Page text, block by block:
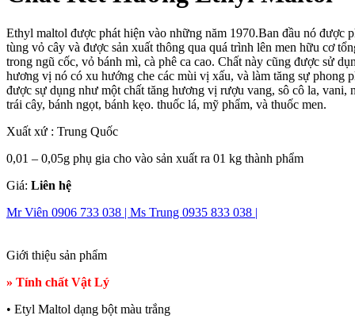
Ethyl maltol được phát hiện vào những năm 1970.Ban đầu nó được
tùng vỏ cây và được sản xuất thông qua quá trình lên men hữu cơ
trong ngũ cốc, vỏ bánh mì, cà phê ca cao. Chất này cũng được sử
hương vị nó có xu hướng che các mùi vị xấu, và làm tăng sự phong
được sự dụng như một chất tăng hương vị rượu vang, sô cô la, vani,
trái cây, bánh ngọt, bánh kẹo. thuốc lá, mỹ phẩm, và thuốc men.
Xuất xứ : Trung Quốc
0,01 – 0,05g phụ gia cho vào sản xuất ra 01 kg thành phẩm
Giá: Liên hệ
Mr Viên 0906 733 038 | Ms Trung 0935 833 038 |
Giới thiệu sản phẩm
» Tính chất Vật Lý
• Etyl Maltol dạng bột màu trắng